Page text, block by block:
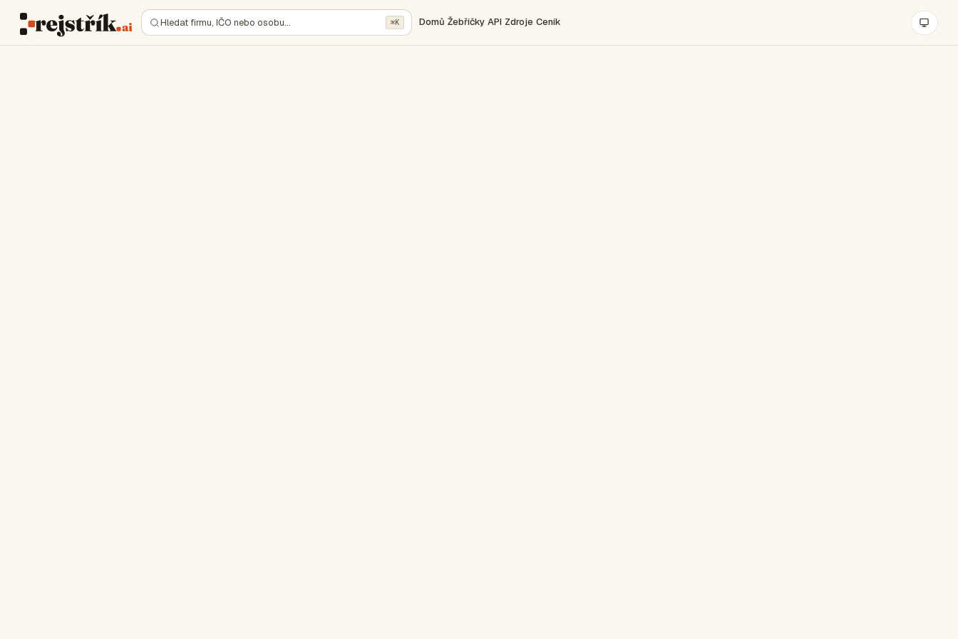
Hledat firmu, IČO nebo osobu… ⌘K Domů Žebříčky API Zdroje Ceník